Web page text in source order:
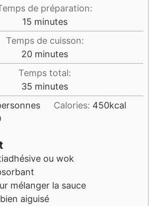
de préparation:
15minutes
minutes
Temps de cuisson:
20minutes
minutes
Temps total:
35 minutes
minutes
Calories: 450kcal
ou wok
mélanger la sauce
aiguisé